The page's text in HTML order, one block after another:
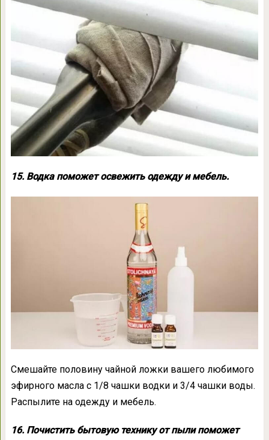
15. Водка поможет освежить одежду и мебель.
Смешайте половину чайной ложки вашего любимого
эфирного масла с 1/8 чашки водки и 3/4 чашки воды.
Распылите на одежду и мебель.
16. Почистить бытовую технику от пыли поможет